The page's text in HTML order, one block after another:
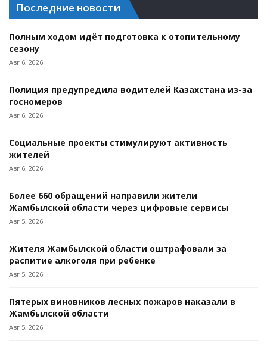
Последние новости
Полным ходом идёт подготовка к отопительному
сезону
Авг 6, 2026
Полиция предупредила водителей Казахстана из-за
госномеров
Авг 6, 2026
Социальные проекты стимулируют активность
жителей
Авг 6, 2026
Более 660 обращений направили жители
Жамбылской области через цифровые сервисы
Авг 5, 2026
Жителя Жамбылской области оштрафовали за
распитие алкоголя при ребенке
Авг 5, 2026
Пятерых виновников лесных пожаров наказали в
Жамбылской области
Авг 5, 2026